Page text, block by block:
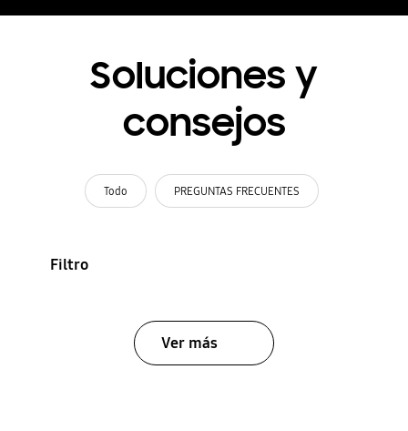
Soluciones y
consejos
Todo PREGUNTAS FRECUENTES
Filtro
Ver más